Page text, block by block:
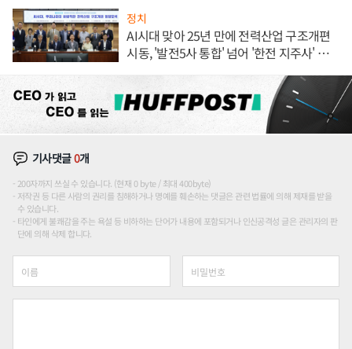
정치
AI시대 맞아 25년 만에 전력산업 구조개편
시동, '발전5사 통합' 넘어 '한전 지주사' 재편
기사댓글0개
200자까지 쓰실 수 있습니다. (현재 0 byte / 최대 400byte)
저작권 등 다른 사람의 권리를 침해하거나 명예를 훼손하는 댓글은 관련 법률에 의해 제재를 받을
수 있습니다.
타인에게 불쾌감을 주는 욕설 등 비하하는 단어가 내용에 포함되거나 인신공격성 글은 관리자의 판
단에 의해 삭제 합니다.